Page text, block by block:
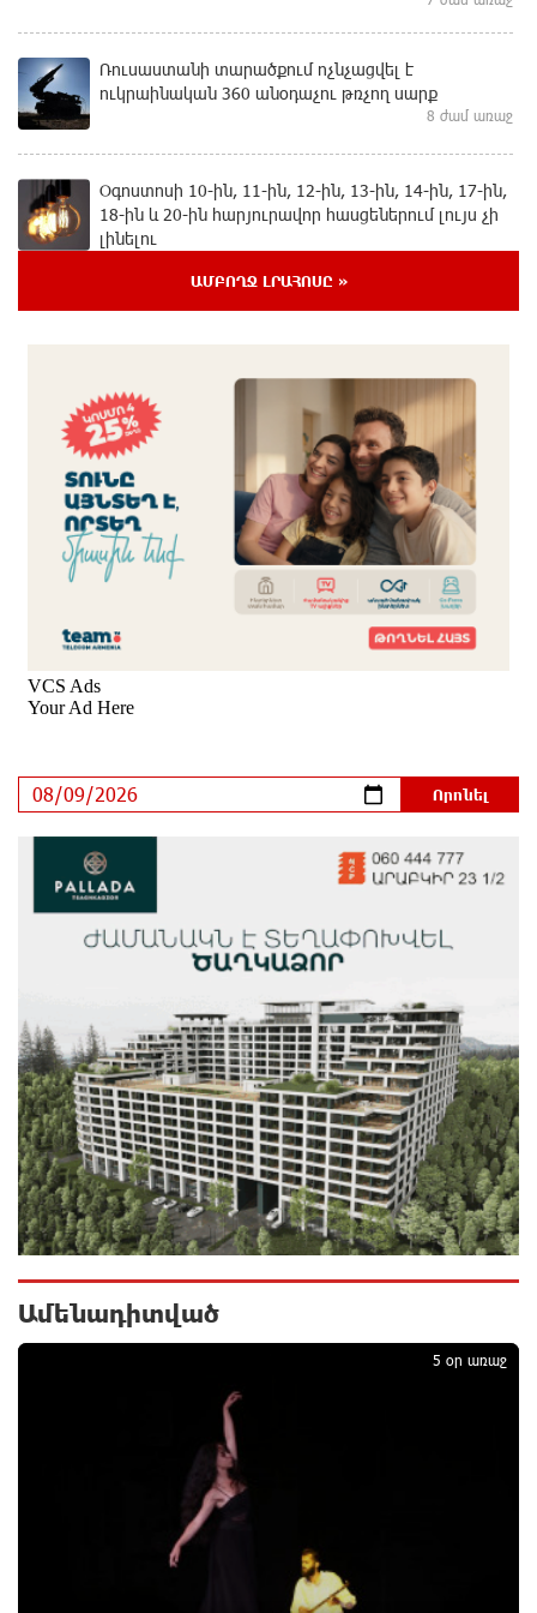
Ռուսաստանի տարածքում ոչնչացվել է
ուկրաինական 360 անօդաչու թռչող սարք
8 ժամ առաջ
Օգոստոսի 10-ին, 11-ին, 12-ին, 13-ին, 14-ին, 17-ին,
18-ին և 20-ին հարյուրավոր հասցեներում լույս չի
լինելու
8 ժամ առաջ
Ադրբեջանի Սարով գյուղում տանը 18-ամյա աղջկա
դի է հայտնաբերվել
9 ժամ առաջ
Հայհիդրոմետի տնօրենը գրել է
9 ժամ առաջ
Արտակարգ դեպք՝ Երևանում․ կոտրել են «Հույս
բոլոր մարդկանց» հիմնադրամի շենքի
Ալիևն ու Թրամփը հեռախոսազրույց են ունեցել
9 ժամ առաջ
«Ինտեր»-ը հաղթեց «Յուվենտուս»-ին
Քրեական վարույթի շրջանակում անձի անձնական
և ընտանեկան կյանքին առնչվող տվյալների
անհարկի հրապարակումն անթույլատրելի է. ՄԻՊ
10 ժամ առաջ
Զելենսկին ու Վուչիչը քննարկել են
համագործակցությունն ընդլայնելու
10 ժամ առաջ
Հրդեհի ահազանգ Սայաթ-Նովա պողոտայում.
Ճապոնական Յակիշիմե կերամիկայի
ցուցահանդեսը երկարաձգվել է մինչև օգոստոսի
ԱՄԲՈՂՋ ԼՐԱՀՈՍԸ »
Ամենադիտված
5 օր առաջ
1